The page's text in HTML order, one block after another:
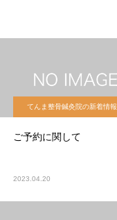
てんま整骨鍼灸院の新着情報
ご予約に関して
2023.04.20